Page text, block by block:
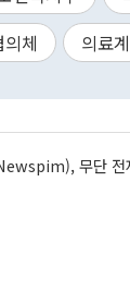
체 의료계
무단 전